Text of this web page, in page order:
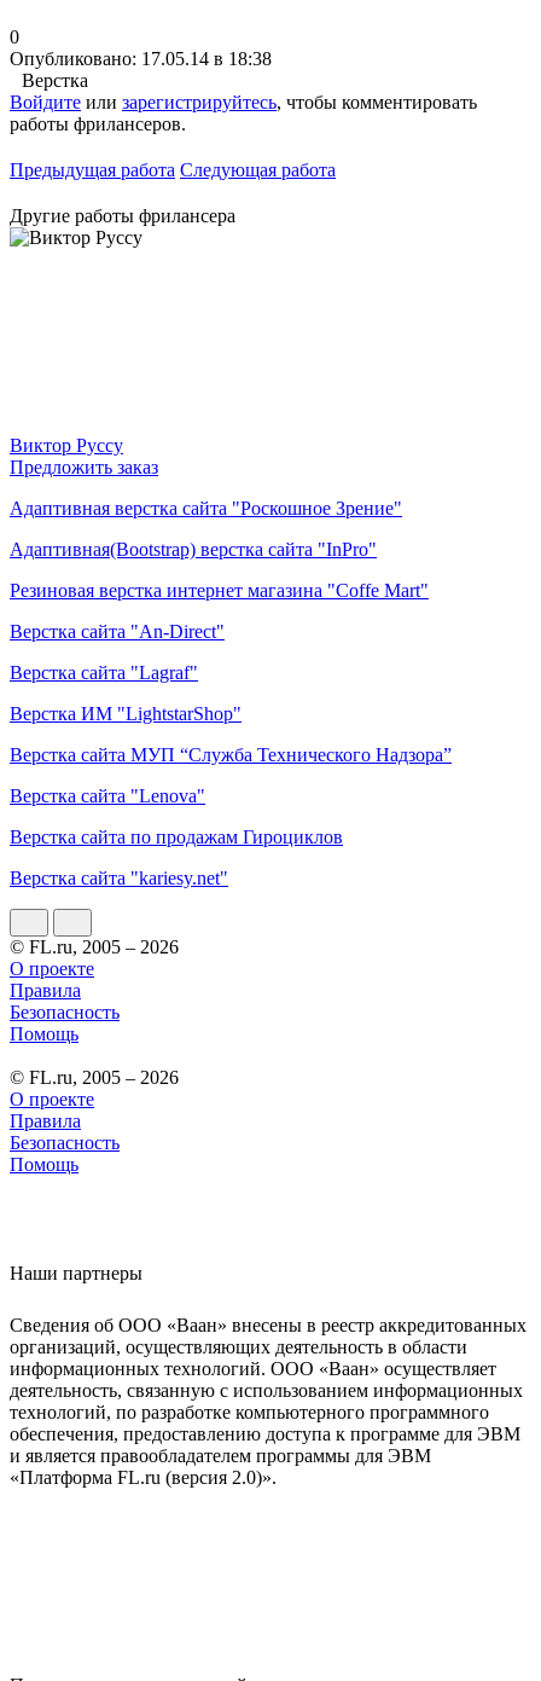
0
Опубликовано: 17.05.14 в 18:38
Верстка
Войдите или зарегистрируйтесь, чтобы комментировать
работы фрилансеров.
Предыдущая работа Следующая работа
Другие работы фрилансера
Виктор Руссу
Предложить заказ
Адаптивная верстка сайта "Роскошное Зрение"
Адаптивная(Bootstrap) верстка сайта "InPro"
Резиновая верстка интернет магазина "Coffe Mart"
Верстка сайта "An-Direct"
Верстка сайта "Lagraf"
Верстка ИМ "LightstarShop"
Верстка сайта МУП “Служба Технического Надзора”
Верстка сайта "Lenova"
Верстка сайта по продажам Гироциклов
Верстка сайта "kariesy.net"
© FL.ru, 2005 – 2026
О проекте
Правила
Безопасность
Помощь
© FL.ru, 2005 – 2026
О проекте
Правила
Безопасность
Помощь
Наши партнеры
Сведения об ООО «Ваан» внесены в реестр аккредитованных
организаций, осуществляющих деятельность в области
информационных технологий. ООО «Ваан» осуществляет
деятельность, связанную с использованием информационных
технологий, по разработке компьютерного программного
обеспечения, предоставлению доступа к программе для ЭВМ
и является правообладателем программы для ЭВМ
«Платформа FL.ru (версия 2.0)».